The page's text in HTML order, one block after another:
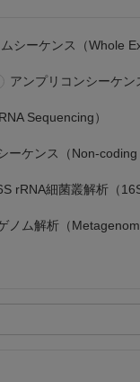
シーケンス（Whole
アンプリコンシーケン
Sequencing）
ーケンス（Non-coding
rRNA細菌叢解析（
ノム解析（